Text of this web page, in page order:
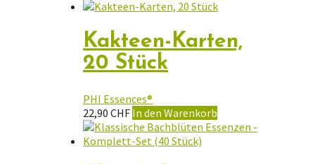
Varianten
der
Kakteen-Karten,
20 Stück
PHI Essences®
22,90 CHF In den Warenkorb